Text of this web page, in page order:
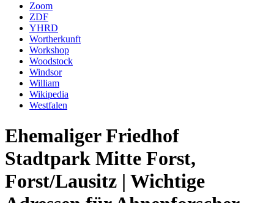
Zoom
ZDF
YHRD
Wortherkunft
Workshop
Woodstock
Windsor
William
Wikipedia
Westfalen
Ehemaliger Friedhof
Stadtpark Mitte Forst,
Forst/Lausitz | Wichtige